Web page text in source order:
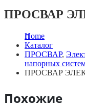
ПРОСВАР
Home
Каталог
ПРОСВАР,
напорных
ПРОСВАР
Похожие